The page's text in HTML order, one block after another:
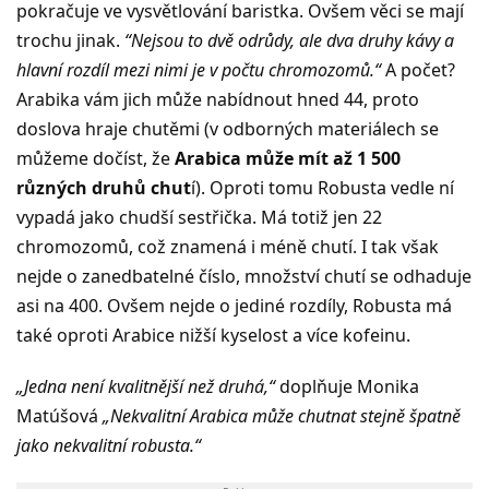
pokračuje ve vysvětlování baristka. Ovšem věci se mají
trochu jinak. “Nejsou to dvě odrůdy, ale dva druhy kávy a
hlavní rozdíl mezi nimi je v počtu chromozomů.“A počet?
Arabika vám jich může nabídnout hned 44, proto
doslova hraje chutěmi (v odborných materiálech se
můžeme dočíst, žeArabica může mít až 1 500
různých druhů chutí). Oproti tomu Robusta vedle ní
vypadá jako chudší sestřička. Má totiž jen 22
chromozomů, což znamená i méně chutí. I tak však
nejde o zanedbatelné číslo, množství chutí se odhaduje
asi na 400. Ovšem nejde o jediné rozdíly, Robusta má
také oproti Arabice nižší kyselost a více kofeinu.
„Jedna není kvalitnější než druhá,“doplňuje Monika
Matúšová„Nekvalitní Arabica může chutnat stejně špatně
jako nekvalitní robusta.“